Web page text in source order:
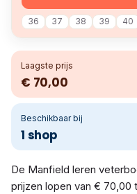
36 37 38 39 40
Laagste prijs
€ 70,00
Beschikbaar bij
1 shop
De Manfield leren
prijzen lopen van € 70,00